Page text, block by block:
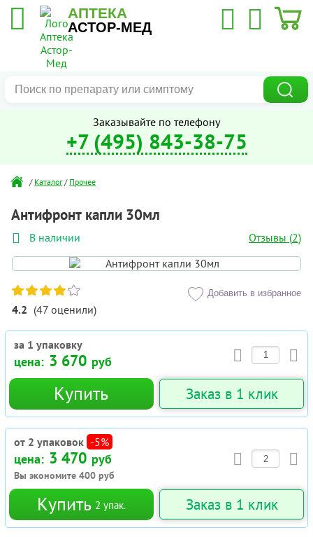
АПТЕКА
АСТОР-МЕД
Заказывайте по телефону
+7 (495) 843-38-75
/ Каталог / Прочее
Антифронт капли 30мл
В наличии Отзывы (2)
4.2 (47 оценили)
Добавить в избранное
за 1 упаковку
цена: 3 670 руб
Купить Заказ в 1 клик
от 2 упаковок -5%
цена: 3 470 руб
Вы экономите 400 руб
Купить 2 упак. Заказ в 1 клик